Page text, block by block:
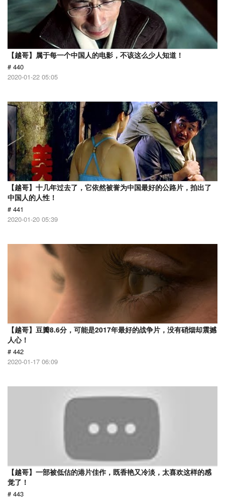
【越哥】属于每一个中国人的电影，不该这么少人知道！
# 440
2020-01-22 05:05
【越哥】十几年过去了，它依然被誉为中国最好的公路片，拍出了
中国人的人性！
# 441
2020-01-20 05:39
【越哥】豆瓣8.6分，可能是2017年最好的战争片，没有硝烟却震撼
人心！
# 442
2020-01-17 06:09
【越哥】一部被低估的港片佳作，既香艳又冷淡，太喜欢这样的感
觉了！
# 443